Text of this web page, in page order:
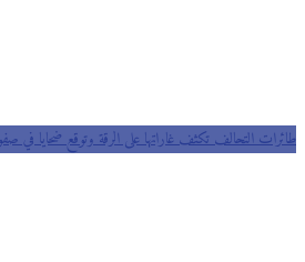
طائرات التحالف تكثف غاراتها على الرقة وتوقع ضحايا في